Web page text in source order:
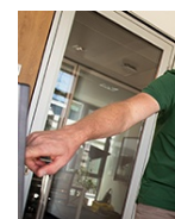
EN
TR
MAGMA China
EN
ZH